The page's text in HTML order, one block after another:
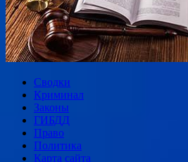
Сводки
Криминал
Законы
ГИБДД
Право
Политика
Карта сайта